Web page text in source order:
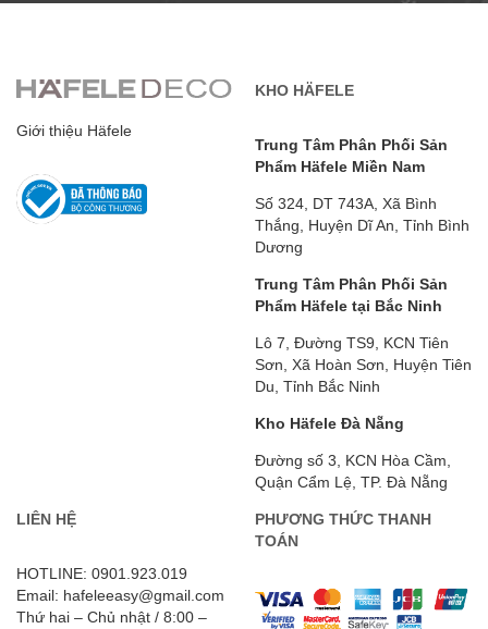
Giới thiệu Häfele
KHO HÄFELE
Trung Tâm Phân Phối Sản
Phẩm Häfele Miền Nam
Số 324, DT 743A, Xã Bình
Thắng, Huyện Dĩ An, Tỉnh Bình
Dương
Trung Tâm Phân Phối Sản
Phẩm Häfele tại Bắc Ninh
Lô 7, Đường TS9, KCN Tiên
Sơn, Xã Hoàn Sơn, Huyện Tiên
Du, Tỉnh Bắc Ninh
Kho Häfele Đà Nẵng
Đường số 3, KCN Hòa Cầm,
Quận Cẩm Lệ, TP. Đà Nẵng
LIÊN HỆ
HOTLINE: 0901.923.019
Email: hafeleeasy@gmail.com
Thứ hai – Chủ nhật / 8:00 –
PHƯƠNG THỨC THANH
TOÁN